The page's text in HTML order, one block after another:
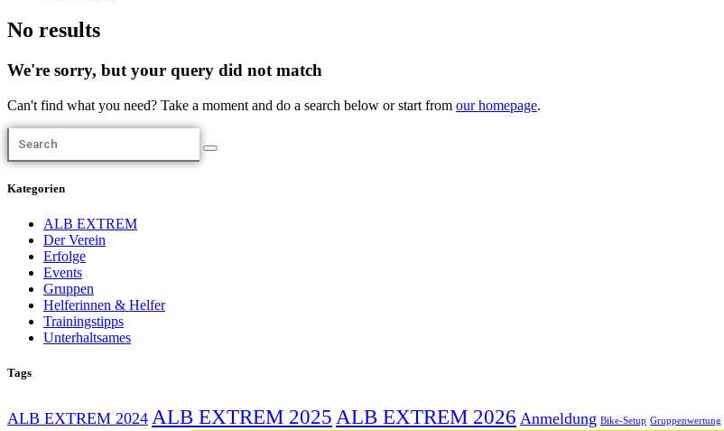
No results
We're sorry, but your query did not match
Can't find what you need? Take a moment and do a search below or start from our homepage.
Kategorien
ALB EXTREM
Der Verein
Erfolge
Events
Gruppen
Helferinnen & Helfer
Trainingstipps
Unterhaltsames
Tags
ALB EXTREM 2024 ALB EXTREM 2025ALB EXTREM 2026 Anmeldung Bike-Setup Gruppenwertung